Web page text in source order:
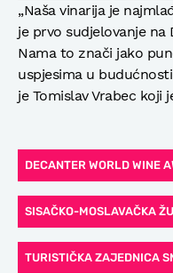
„Naša vinarija je
je prvo sudjelovanje na
Nama to znači jako
uspjesima u
je Tomislav Vrabec koji
DECANTER WORLD WINE
SISAČKO-MOSLAVAČKA
TURISTIČKA ZAJEDNICA